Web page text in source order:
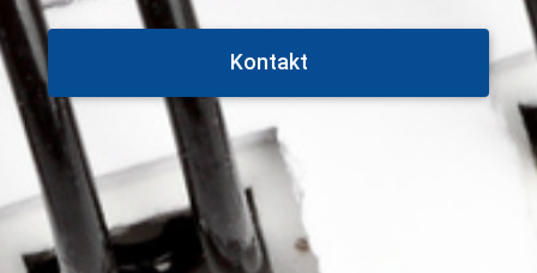
Kontakt